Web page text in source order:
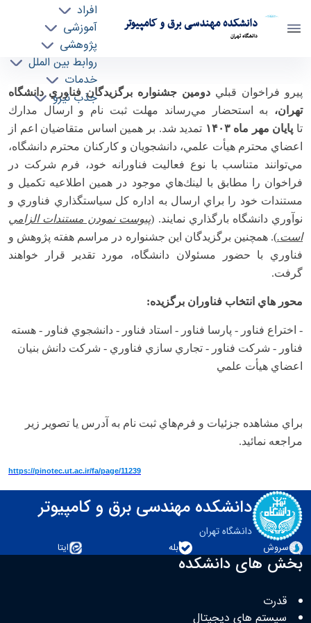
دانشکده مهندسی برق و کامپیوتر
دانشگاه تهران
افراد
آموزشی
پژوهشی
روابط بین الملل
خدمات
جذب نیرو
تمديد مهلت ثبت نام و ارسال مدارك دومين
جشنواره برگزيدگان فناور دانشگاه - ece- دانشکده
مهندسی برق و کامپیوتر
پيرو فراخوان قبلي دومين جشنواره برگزيدگان فناوري دانشگاه
تهران،
به استحضار مي‌رساند مهلت ثبت نام و ارسال مدارك
تا پايان مهر ماه۱۴۰۳ تمديد شد. بر همين اساس متقاضيان اعم از
اعضاي محترم هيأت علمي، دانشجويان و كاركنان محترم دانشگاه،
مي‌توانند متناسب با نوع فعاليت فناورانه خود، فرم شركت در
فراخوان را مطابق با لينك‌هاي موجود در همين اطلاعيه تكميل و
مستندات خود را براي ارسال به اداره كل سياستگذاري فناوري و
نوآوري دانشگاه بارگذاري نمايند. (پيوست نمودن مستندات الزامي
است.). همچنين برگزيدگان اين جشنواره در مراسم هفته پژوهش و
فناوري با حضور مسئولان دانشگاه، مورد تقدير قرار خواهند
گرفت.
محور هاي انتخاب فناوران برگزيده:
- اختراع فناور - پارسا فناور - استاد فناور - دانشجوي فناور - هسته
فناور - شركت فناور - تجاري سازي فناوري - شركت دانش بنيان
اعضاي هيأت علمي
براي مشاهده جزئيات و فرم‌هاي ثبت نام به آدرس يا تصوير زير
مراجعه نمائيد.
https://pinotec.ut.ac.ir/fa/page/11239
دانشکده مهندسی برق و کامپیوتر
دانشگاه تهران
سروش
بله ایتا
بخش های دانشکده
قدرت
سیستم های دیجیتال